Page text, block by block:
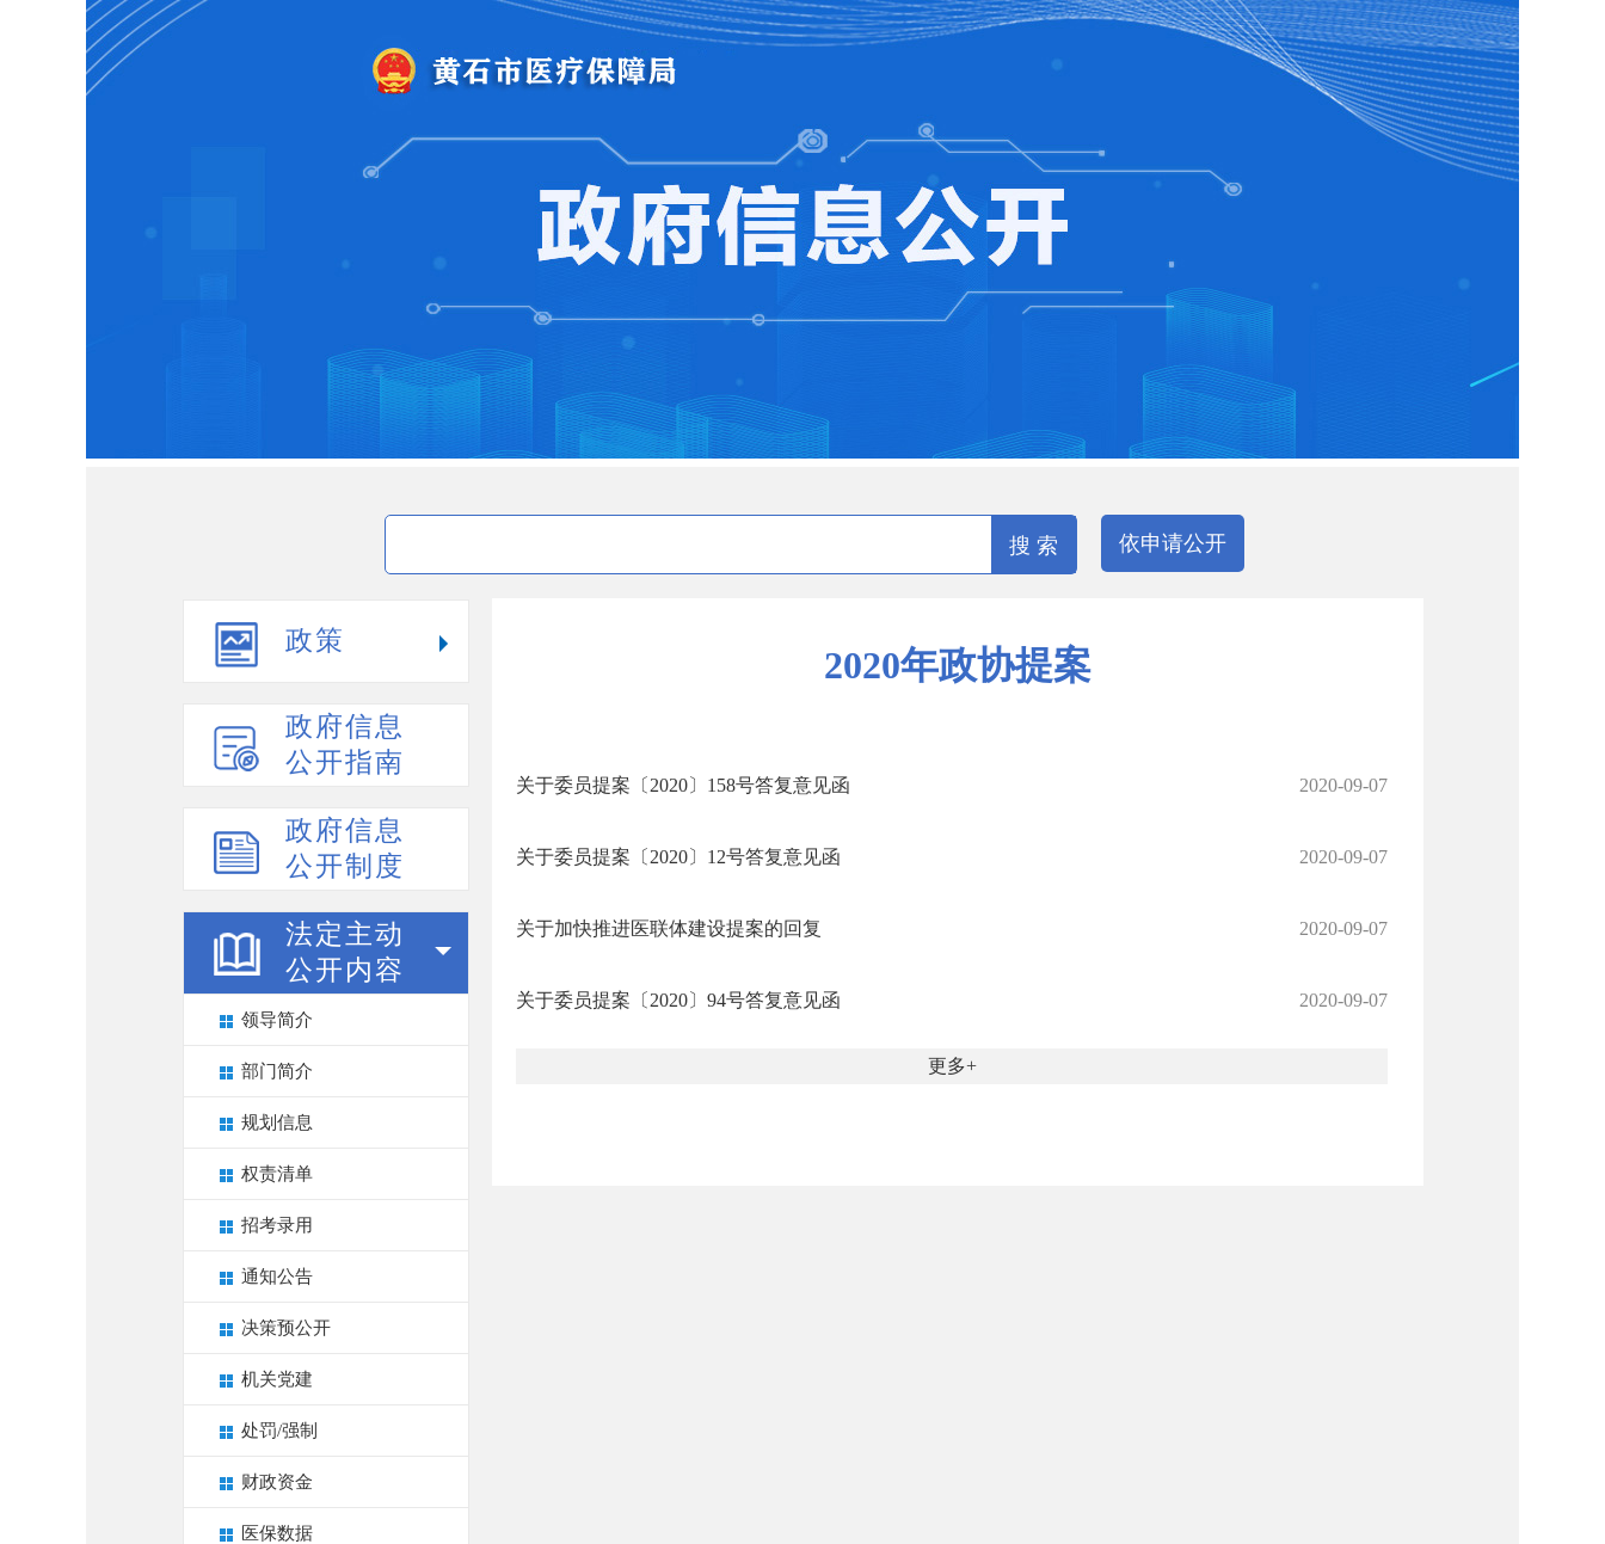
搜 索 依申请公开
政策
政府信息
公开指南
政府信息
公开制度
法定主动
公开内容
领导简介
部门简介
规划信息
权责清单
招考录用
通知公告
决策预公开
机关党建
处罚/强制
财政资金
医保数据
2020年政协提案
2020-09-07
关于委员提案〔2020〕158号答复意见函
2020-09-07
关于委员提案〔2020〕12号答复意见函
2020-09-07
关于加快推进医联体建设提案的回复
2020-09-07
关于委员提案〔2020〕94号答复意见函
更多